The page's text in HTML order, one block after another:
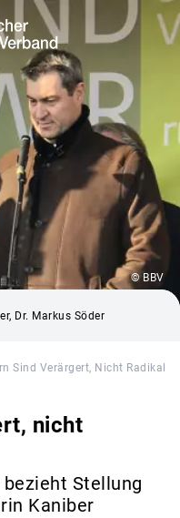
© BBV
Dr. Markus Söder
Sind Verärgert, Nicht Radikal!“
nicht
Stellung
Kaniber